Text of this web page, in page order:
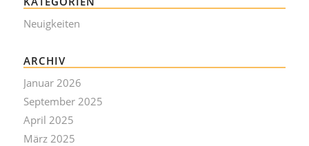
Neuigkeiten
ARCHIV
Januar 2026
September 2025
April 2025
März 2025